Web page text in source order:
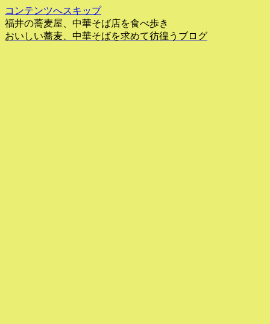
コンテンツへスキップ
福井の蕎麦屋、中華そば店を食べ歩き
おいしい蕎麦、中華そばを求めて彷徨うブログ